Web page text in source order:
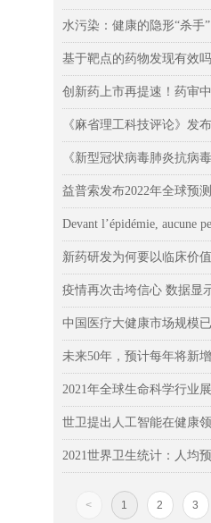
水污染：健康的隐形“杀手”
< 1 2 3